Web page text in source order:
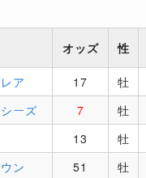
オッズ 性
ア 17 牡
ーズ 7 牡
13 牡
ン 51 牡